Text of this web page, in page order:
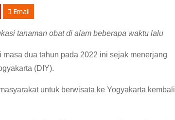
Email
tanaman obat di alam beberapa waktu lalu
dua tahun pada 2022 ini sejak menerjang
(DIY).
untuk berwisata ke Yogyakarta kembali